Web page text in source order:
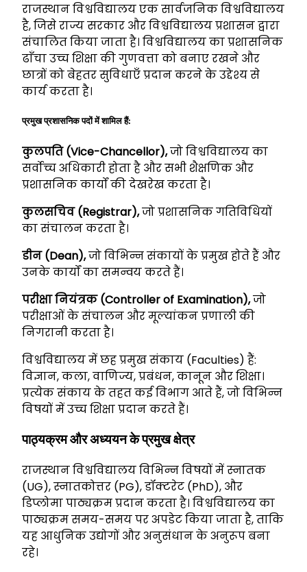
राजस्थान विश्वविद्यालय एक सार्वजनिक विश्वविद्यालय
है, जिसे राज्य सरकार और विश्वविद्यालय प्रशासन द्वारा
संचालित किया जाता है। विश्वविद्यालय का प्रशासनिक
ढाँचा उच्च शिक्षा की गुणवत्ता को बनाए रखने और
छात्रों को बेहतर सुविधाएँ प्रदान करने के उद्देश्य से
कार्य करता है।
प्रमुख प्रशासनिक पदों में शामिल हैं:
कुलपति (Vice-Chancellor),जो विश्वविद्यालय का
सर्वोच्च अधिकारी होता है और सभी शैक्षणिक और
प्रशासनिक कार्यों की देखरेख करता है।
कुलसचिव (Registrar),जो प्रशासनिक गतिविधियों
का संचालन करता है।
डीन (Dean),जो विभिन्न संकायों के प्रमुख होते हैं और
उनके कार्यों का समन्वय करते हैं।
परीक्षा नियंत्रक (Controller of Examination),जो
परीक्षाओं के संचालन और मूल्यांकन प्रणाली की
निगरानी करता है।
विश्वविद्यालय में छह प्रमुख संकाय (Faculties) हैं:
विज्ञान, कला, वाणिज्य, प्रबंधन, कानून और शिक्षा।
प्रत्येक संकाय के तहत कई विभाग आते हैं, जो विभिन्न
विषयों में उच्च शिक्षा प्रदान करते हैं।
पाठ्यक्रम और अध्ययन के प्रमुख क्षेत्र
राजस्थान विश्वविद्यालय विभिन्न विषयों में स्नातक
(UG), स्नातकोत्तर (PG), डॉक्टरेट (PhD), और
डिप्लोमा पाठ्यक्रम प्रदान करता है। विश्वविद्यालय का
पाठ्यक्रम समय-समय पर अपडेट किया जाता है, ताकि
यह आधुनिक उद्योगों और अनुसंधान के अनुरूप बना
रहे।